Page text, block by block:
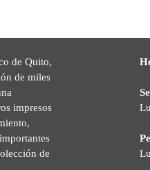
de Quito,
de miles
impresos
de